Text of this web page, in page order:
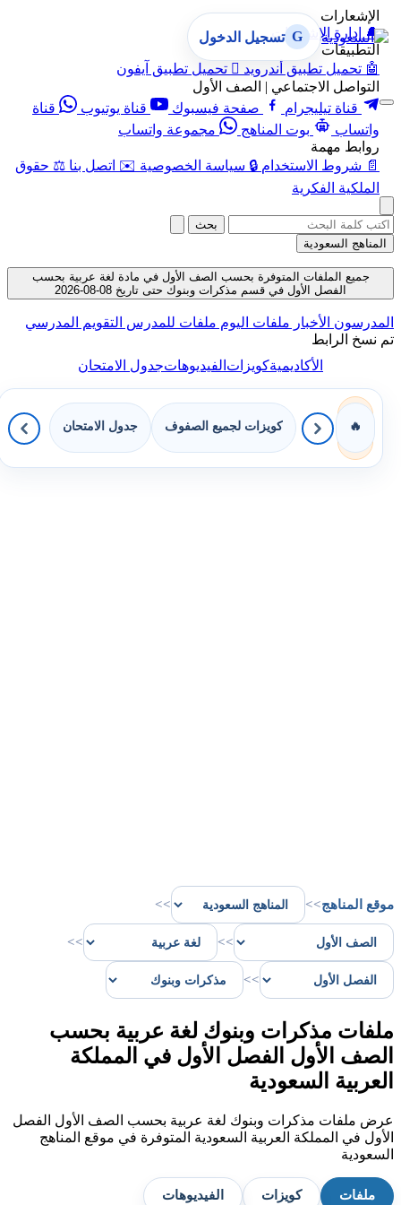
الإشعارات
🔔 إدارة الإشعارات
التطبيقات
🤖 تحميل تطبيق أندرويد  تحميل تطبيق آيفون
التواصل الاجتماعي | الصف الأول
قناة تيليجرام
صفحة فيسبوك قناة يوتيوب
قناة
واتساب
بوت المناهج
مجموعة واتساب
روابط مهمة
📄 شروط الاستخدام 🔒 سياسة الخصوصية ✉️ اتصل بنا ⚖️ حقوق
الملكية الفكرية
G تسجيل الدخول
بحث
المناهج السعودية
جميع الملفات المتوفرة بحسب الصف الأول في مادة لغة عربية بحسب
الفصل الأول في قسم مذكرات وبنوك حتى تاريخ 08-08-2026
المدرسون الأخبار ملفات اليوم ملفات للمدرس التقويم المدرسي
تم نسخ الرابط
الأكاديميةكويزاتالفيديوهاتجدول الامتحان
🔥 كويزات لجميع الصفوف جدول الامتحان
موقع المناهج>>
>>
>>
>>
>>
ملفات مذكرات وبنوك لغة عربية بحسب
الصف الأول الفصل الأول في المملكة
العربية السعودية
عرض ملفات مذكرات وبنوك لغة عربية بحسب الصف الأول الفصل
الأول في المملكة العربية السعودية المتوفرة في موقع المناهج
السعودية
ملفات كويزات الفيديوهات